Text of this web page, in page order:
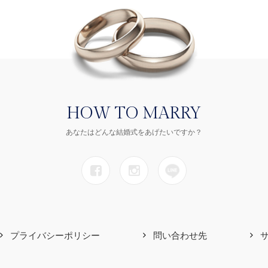
HOW TO MARRY
あなたはどんな結婚式をあげたいですか？
プライバシーポリシー 問い合わせ先